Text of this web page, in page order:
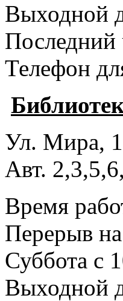
Выходной
Последний
Телефон
Ул. Мира,
Авт.
Время
Перерыв
Суббота с
Выходной